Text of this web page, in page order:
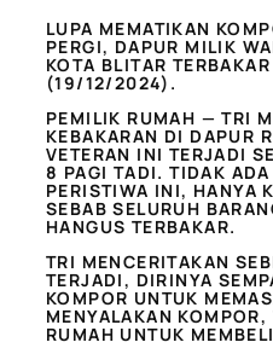
LUPA MEMATIKAN
PERGI, DAPUR MILIK
KOTA BLITAR
(19/12/2024).
PEMILIK RUMAH — TRI
KEBAKARAN DI DAPUR
VETERAN INI TERJADI
8 PAGI TADI. TIDAK
PERISTIWA INI, HANYA
SEBAB SELURUH
HANGUS TERBAKAR.
TRI MENCERITAKAN
TERJADI, DIRINYA
KOMPOR UNTUK
MENYALAKAN
RUMAH UNTUK